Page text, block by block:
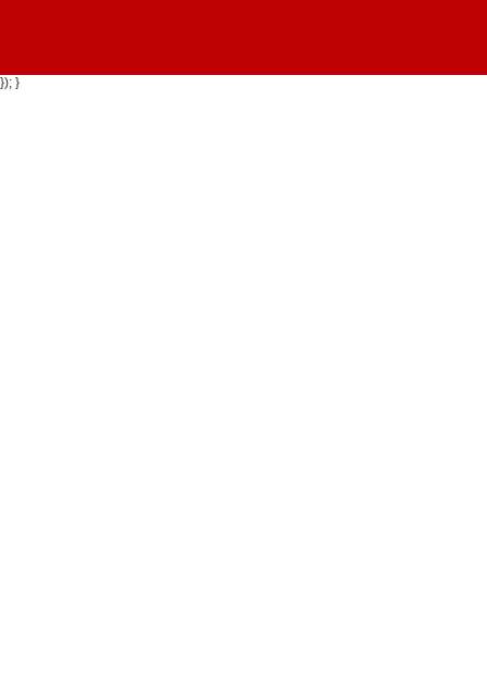
}); }